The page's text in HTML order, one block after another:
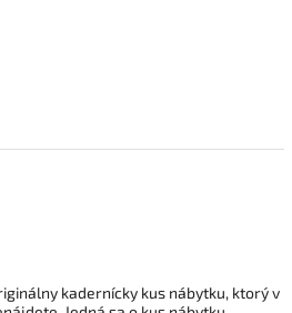
kadernícky kus nábytku, ktorý v